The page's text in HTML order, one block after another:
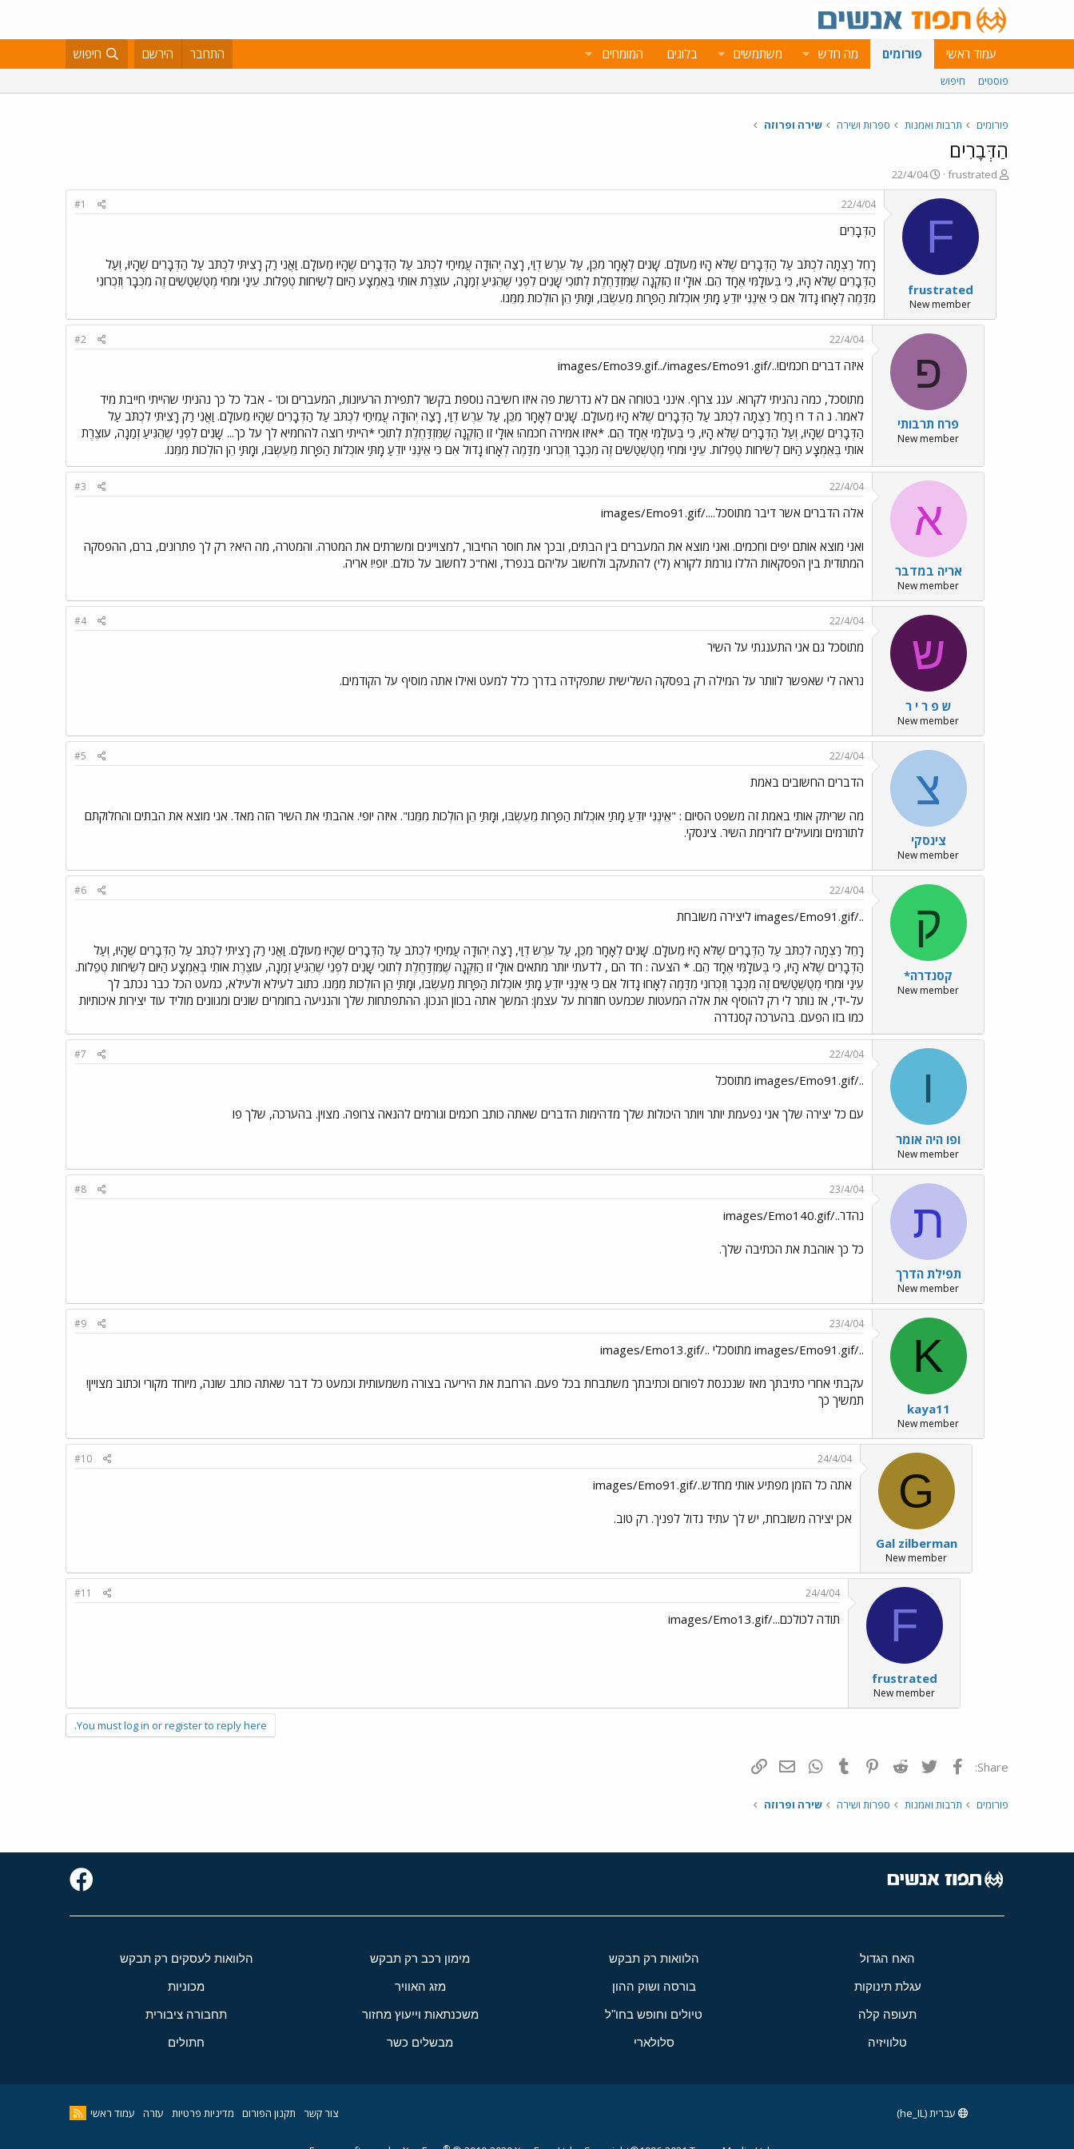
עמוד ראשי פורומים מה חדש משתמשים בלוגים המומחים התחבר הירשם חיפוש
פוסטים חיפוש
פורומים תרבות ואמנות ספרות ושירה שירה ופרוזה
הַדְּבָרִים
פ
ו
frustrated
פ
ו
ר
א
ר
י
ך
22/4/04
F
frustrated
New member
22/4/04
#1
הַדְּבָרִים
רָחֵל רַצְתָה לִכְתֹּב עַל הַדְּבָרִים שֶׁלֹּא הָיוּ מֵעוֹלָם. שָׁנִים לְאָחָר מִכֵּן, עַל עֵרֶשׂ דְוַי, רָצַה יְהוּדָה עֲמִיחַי לִכְתֹּב עַל הַדְּבָרִים שֶׁהָיוּ מֵעוֹלָם. וַאֲנִי רַק רָצִיתִּי לִכְתֹּב עַל הַדְּבָרִים שֶׁהָיוּ, וְעַל
הַדְּבָרִים שֶׁלֹּא הָיוּ, כִּי בְּעוֹלָמִּי אֶחָד הֵם. אוּלָי זוֹ הַזִּקְנָה שֶׁמִּזְדַּחֶלֶת לְתוֹכִי שָׁנִים לִפְנֵי שֶׁהֵגִּיעַ זְמַנָה, עוֹצֶרֶת אוֹתִי בְּאֵמְצָע הַיּוֹם לְשִׂיחוֹת טְפֵלוֹת. עֵינַי וּמֹחִי מְטֻשְׁטַשִׁים זֶה מִכְּבָר וְזִכְרוֹנִי
מִדַּמֶה לְאָחוּ גָדוֹל אִם כִּי אֵינֶנִּי יוֹדֵעַ מָתַּי אוֹכְלוֹת הַפָּרוֹת מֵעֵשְׂבּוֹ, וּמָתַּי הֵן הוֹלְכוֹת מִמֵּנוֹ.
פ
פרח תרבותי
New member
22/4/04
#2
איזה דברים חכמים!../images/Emo39.gif../images/Emo91.gif
מתוסכל, כמה נהניתי לקרוא. ענג צרוף. אינני בטוחה אם לא נדרשת פה איזו חשיבה נוספת בקשר לתפירת הרעיונות, המעברים וכו' - אבל כל כך נהניתי שהייתי חייבת מיד
לאמר. נ ה ד ר! רָחֵל רַצְתָה לִכְתֹּב עַל הַדְּבָרִים שֶׁלֹּא הָיוּ מֵעוֹלָם. שָׁנִים לְאָחָר מִכֵּן, עַל עֵרֶשׂ דְוַי, רָצַה יְהוּדָה עֲמִיחַי לִכְתֹּב עַל הַדְּבָרִים שֶׁהָיוּ מֵעוֹלָם. וַאֲנִי רַק רָצִיתִּי לִכְתֹּב עַל
הַדְּבָרִים שֶׁהָיוּ, וְעַל הַדְּבָרִים שֶׁלֹּא הָיוּ, כִּי בְּעוֹלָמִּי אֶחָד הֵם. *איזו אמירה חכמה! אוּלָי זוֹ הַזִּקְנָה שֶׁמִּזְדַּחֶלֶת לְתוֹכִי *הייתי רוצה להחמיא לך על כך... שָׁנִים לִפְנֵי שֶׁהֵגִּיעַ זְמַנָה, עוֹצֶרֶת
אוֹתִי בְּאֵמְצָע הַיּוֹם לְשִׂיחוֹת טְפֵלוֹת. עֵינַי וּמֹחִי מְטֻשְׁטַשִׁים זֶה מִכְּבָר וְזִכְרוֹנִי מִדַּמֶה לְאָחוּ גָדוֹל אִם כִּי אֵינֶנִּי יוֹדֵעַ מָתַּי אוֹכְלוֹת הַפָּרוֹת מֵעֵשְׂבּוֹ, וּמָתַּי הֵן הוֹלְכוֹת מִמֵּנוֹ.
א
אריה במדבר
New member
22/4/04
#3
אלה הדברים אשר דיבר מתוסכל..../images/Emo91.gif
ואני מוצא אותם יפים וחכמים. ואני מוצא את המעברים בין הבתים, ובכך את חוסר החיבור, למצויינים ומשרתים את המטרה. והמטרה, מה היא? רק לך פתרונים, ברם, ההפסקה
המתודית בין הפסקאות הללו גורמת לקורא (לי) להתעקב ולחשוב עליהם בנפרד, ואח"כ לחשוב על כולם. יופי! אריה.
ש
ש פ ר י ר
New member
22/4/04
#4
מתוסכל גם אני התענגתי על השיר
נראה לי שאפשר לוותר על המילה רק בפסקה השלישית שתפקידה בדרך כלל למעט ואילו אתה מוסיף על הקודמים.
צ
צינסקי
New member
22/4/04
#5
הדברים החשובים באמת
מה שריתק אותי באמת זה משפט הסיום : "אֵינֶנִּי יוֹדֵעַ מָתַּי אוֹכְלוֹת הַפָּרוֹת מֵעֵשְׂבּוֹ, וּמָתַּי הֵן הוֹלְכוֹת מִמֵּנוֹ". איזה יופי. אהבתי את השיר הזה מאד. אני מוצא את הבתים והחלוקתם
לתורמים ומועילים לזרימת השיר. צינסקי.
ק
קסנדרה*
New member
22/4/04
#6
../images/Emo91.gif ליצירה משובחת
רָחֵל רַצְתָה לִכְתֹּב עַל הַדְּבָרִים שֶׁלֹּא הָיוּ מֵעוֹלָם. שָׁנִים לְאָחָר מִכֵּן, עַל עֵרֶשׂ דְוַי, רָצַה יְהוּדָה עֲמִיחַי לִכְתֹּב עַל הַדְּבָרִים שֶׁהָיוּ מֵעוֹלָם. וַאֲנִי רַק רָצִיתִּי לִכְתֹּב עַל הַדְּבָרִים שֶׁהָיוּ, וְעַל
הַדְּבָרִים שֶׁלֹּא הָיוּ, כִּי בְּעוֹלָמִּי אֶחָד הֵם. * הצעה : חד הם , לדעתי יותר מתאים אוּלָי זוֹ הַזִּקְנָה שֶׁמִּזְדַּחֶלֶת לְתוֹכִי שָׁנִים לִפְנֵי שֶׁהֵגִּיעַ זְמַנָה, עוֹצֶרֶת אוֹתִי בְּאֵמְצָע הַיּוֹם לְשִׂיחוֹת טְפֵלוֹת.
עֵינַי וּמֹחִי מְטֻשְׁטַשִׁים זֶה מִכְּבָר וְזִכְרוֹנִי מִדַּמֶה לְאָחוּ גָדוֹל אִם כִּי אֵינֶנִּי יוֹדֵעַ מָתַּי אוֹכְלוֹת הַפָּרוֹת מֵעֵשְׂבּוֹ, וּמָתַּי הֵן הוֹלְכוֹת מִמֵּנוֹ. כתוב לעילא ולעילא, כמעט הכל כבר נכתב לך
על-ידי, אז נותר לי רק להוסיף את אלה המעטות שכמעט חוזרות על עצמן: המשך אתה בכוון הנכון. ההתפתחות שלך והנגיעה בחומרים שונים ומגוונים מוליד עוד יצירות איכותיות
כמו בזו הפעם. בהערכה קסנדרה
ו
ופו היה אומר
New member
22/4/04
#7
../images/Emo91.gif מתוסכל
עם כל יצירה שלך אני נפעמת יותר ויותר היכולות שלך מדהימות הדברים שאתה כותב חכמים וגורמים להנאה צרופה. מצוין. בהערכה, שלך פו
ת
תפילת הדרך
New member
23/4/04
#8
נהדר../images/Emo140.gif
כל כך אוהבת את הכתיבה שלך.
K
kaya11
New member
23/4/04
#9
../images/Emo91.gif מתוסכלי ../images/Emo13.gif
עקבתי אחרי כתיבתך מאז שנכנסת לפורום וכתיבתך משתבחת בכל פעם. הרחבת את היריעה בצורה משמעותית וכמעט כל דבר שאתה כותב שונה, מיוחד מקורי וכתוב מצויין!
תמשיך כך
G
Gal zilberman
New member
24/4/04
#10
אתה כל הזמן מפתיע אותי מחדש../images/Emo91.gif
אכן יצירה משובחת, יש לך עתיד גדול לפניך. רק טוב.
F
frustrated
New member
24/4/04
#11
תודה לכולכם.../images/Emo13.gif
You must log in or register to reply here.
Share: פייסבוק Twitter
Reddit
Pinterest
Tumblr
WhatsAppדואר אלקטרוני
פורומים תרבות ואמנות ספרות ושירה שירה ופרוזה
האח הגדול הלוואות רק תבקש מימון רכב רק תבקש הלוואות לעסקים רק תבקש
עגלת תינוקות בורסה ושוק ההון מזג האוויר מכוניות
תעופה קלה טיולים וחופש בחו"ל משכנתאות וייעוץ מחזור תחבורה ציבורית
טלוויזיה סלולארי מבשלים כשר חתולים
צור קשר תקנון הפורום מדיניות פרטיות עזרה עמוד ראשי עברית (he_IL)